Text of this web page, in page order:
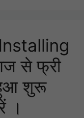
से फ्री
हुआ शुरू
।